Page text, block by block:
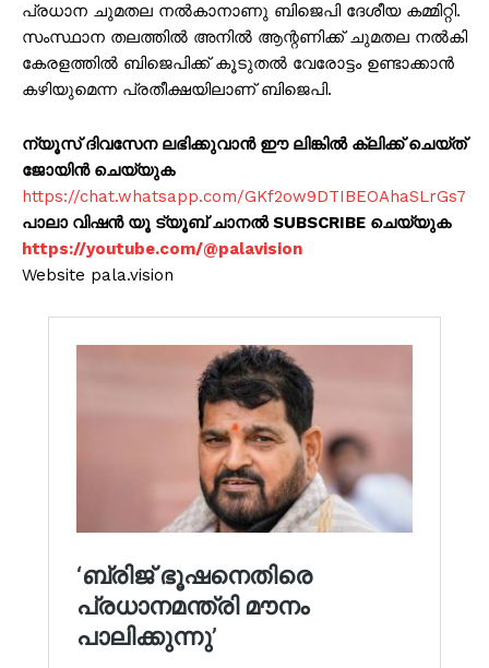
പ്രധാന ചുമതല നൽകാനാണു ബിജെപി ദേശീയ കമ്മിറ്റി.
സംസ്ഥാന തലത്തിൽ അനിൽ ആന്റണിക്ക് ചുമതല നൽകി
കേരളത്തിൽ ബിജെപിക്ക് കൂടുതൽ വേരോട്ടം ഉണ്ടാക്കാൻ
കഴിയുമെന്ന പ്രതീക്ഷയിലാണ് ബിജെപി.
ന്യൂസ് ദിവസേന ലഭിക്കുവാൻ ഈ ലിങ്കിൽ ക്ലിക്ക് ചെയ്ത്
ജോയിൻ ചെയ്യുക
https://chat.whatsapp.com/GKf2ow9DTIBEOAhaSLrGs7
പാലാ വിഷൻ യൂ ട്യൂബ് ചാനൽ SUBSCRIBE ചെയ്യുക
https://youtube.com/@palavision
Website pala.vision